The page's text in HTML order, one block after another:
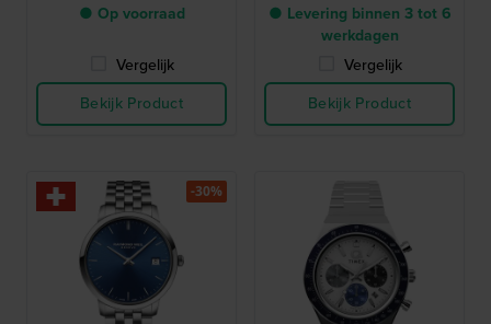
● Op voorraad
Vergelijk
Bekijk Product
● Levering binnen 3 tot 6
werkdagen
Vergelijk
Bekijk Product
-30%